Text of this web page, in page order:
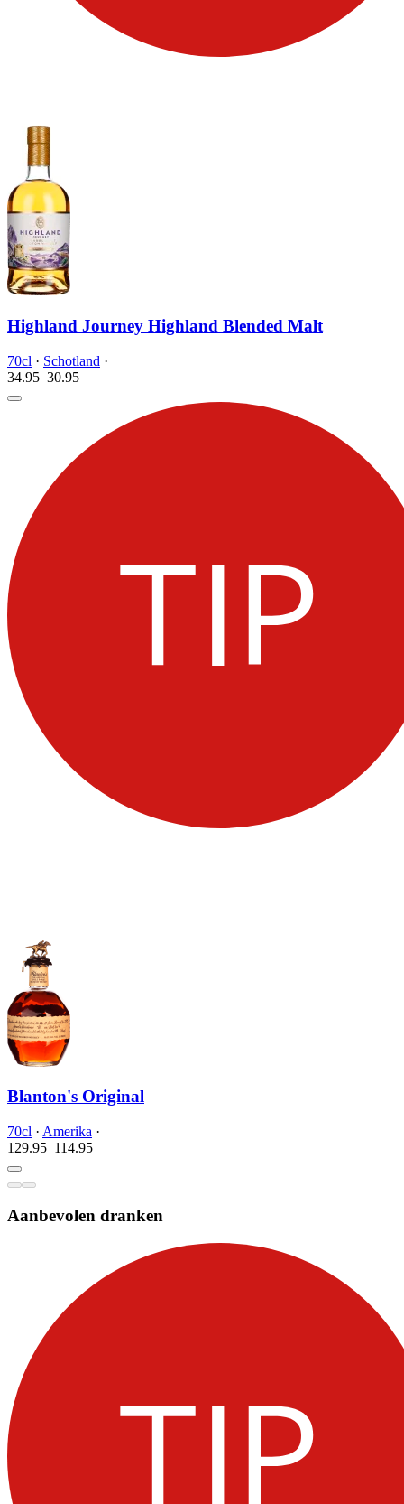
Highland Journey Highland Blended Malt
70cl · Schotland ·
34.95 30.95
Blanton's Original
70cl · Amerika ·
129.95 114.95
Aanbevolen dranken